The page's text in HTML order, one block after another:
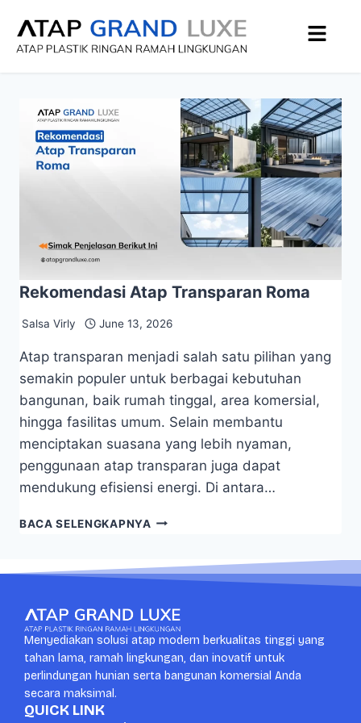
Rekomendasi Atap Transparan Roma
Salsa Virly June 13, 2026
Atap transparan menjadi salah satu pilihan yang
semakin populer untuk berbagai kebutuhan
bangunan, baik rumah tinggal, area komersial,
hingga fasilitas umum. Selain membantu
menciptakan suasana yang lebih nyaman,
penggunaan atap transparan juga dapat
mendukung efisiensi energi. Di antara…
BACA SELENGKAPNYA
Menyediakan solusi atap modern berkualitas tinggi yang
tahan lama, ramah lingkungan, dan inovatif untuk
perlindungan hunian serta bangunan komersial Anda
secara maksimal.
QUICK LINK